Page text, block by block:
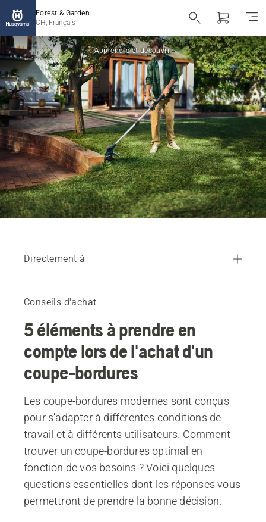
Forest & Garden
CH, Français
Apprendre et découvrir
Directement à
Conseils d'achat
5 éléments à prendre en
compte lors de l'achat d'un
coupe-bordures
Les coupe-bordures modernes sont conçus
pour s'adapter à différentes conditions de
travail et à différents utilisateurs. Comment
trouver un coupe-bordures optimal en
fonction de vos besoins ? Voici quelques
questions essentielles dont les réponses vous
permettront de prendre la bonne décision.